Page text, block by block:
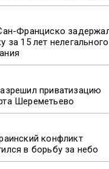
Франциско
за 15 лет нелегального
приватизацию
Шереметьево
конфликт
в борьбу за небо